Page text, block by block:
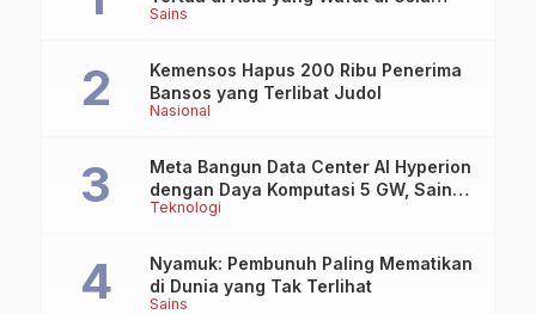
Sains
Lebih dari 100 Tahun
Nasional
Kemensos Hapus 200 Ribu Penerima
Bansos yang Terlibat Judol
Teknologi
Meta Bangun Data Center AI Hyperion
dengan Daya Komputasi 5 GW, Saingi
OpenAI dan Google
Sains
Nyamuk: Pembunuh Paling Mematikan
di Dunia yang Tak Terlihat